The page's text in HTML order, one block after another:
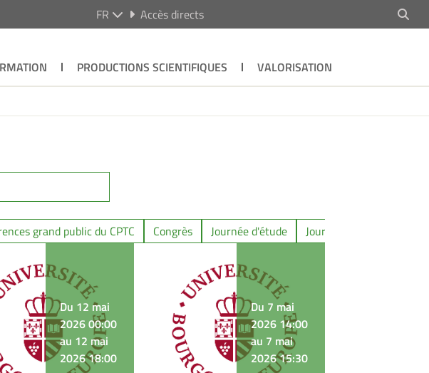
FR Accès directs
PRODUCTIONS SCIENTIFIQUES
VALORISATION
grand public du CPTC Congrès Journée d'étude Journée doctorale
Du 12 mai
2026 00:00
au 12 mai
2026 18:00
Du 7 mai
2026 14:00
au 7 mai
2026 15:30